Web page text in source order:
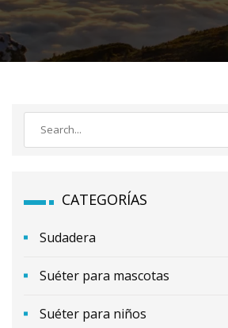
CATEGORÍAS
Sudadera
Suéter para mascotas
Suéter para niños